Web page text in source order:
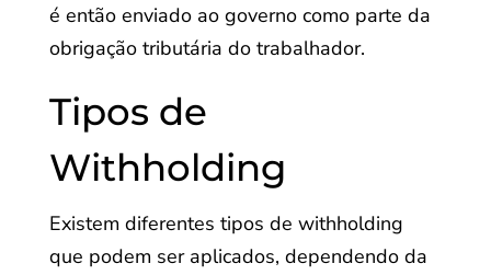
é então enviado ao governo como parte da
obrigação tributária do trabalhador.
Tipos de
Withholding
Existem diferentes tipos de withholding
que podem ser aplicados, dependendo da